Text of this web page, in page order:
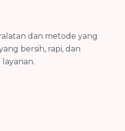
dan metode yang
bersih, rapi, dan
layanan.